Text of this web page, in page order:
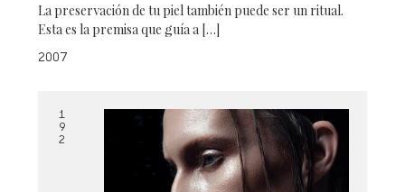
La preservación de tu piel también puede ser un ritual.
Esta es la premisa que guía a […]
2007
1
9
2